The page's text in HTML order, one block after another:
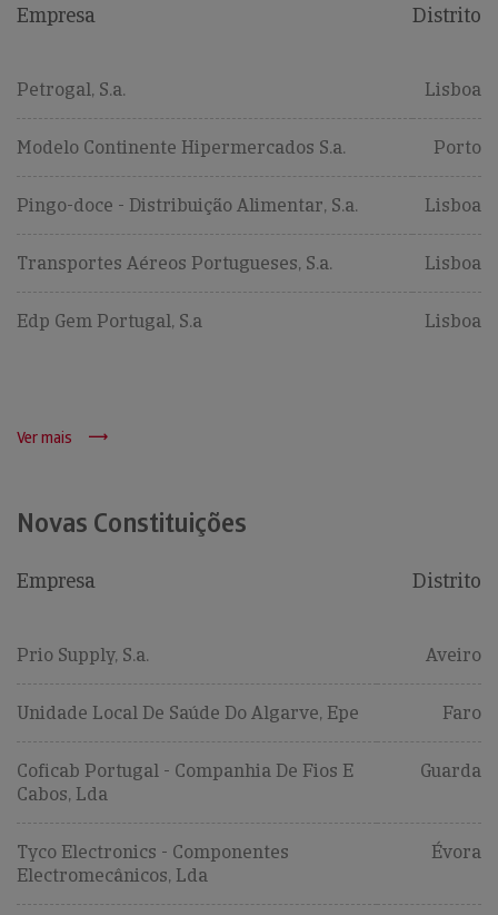
Empresa Distrito
Petrogal, S.a. Lisboa
Modelo Continente Hipermercados S.a. Porto
Pingo-doce - Distribuição Alimentar, S.a. Lisboa
Transportes Aéreos Portugueses, S.a. Lisboa
Edp Gem Portugal, S.a Lisboa
Ver mais
Novas Constituições
Empresa Distrito
Prio Supply, S.a. Aveiro
Unidade Local De Saúde Do Algarve, Epe Faro
Coficab Portugal - Companhia De Fios E
Cabos, Lda
Guarda
Tyco Electronics - Componentes
Electromecânicos, Lda
Évora